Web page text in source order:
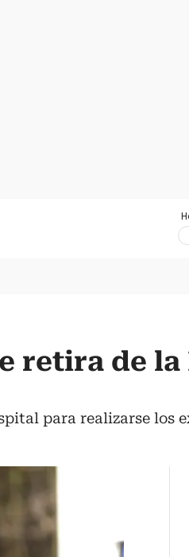
retira de la
para realizarse los